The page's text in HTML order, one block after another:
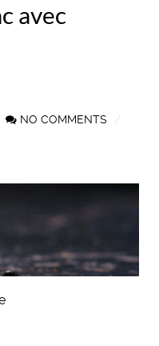
avec
NO COMMENTS